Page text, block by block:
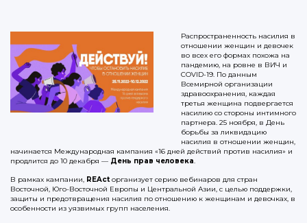
Распространенность насилия в
отношении женщин и девочек
во всех его формах похожа на
пандемию, на ровне в ВИЧ и
COVID-19. По данным
Всемирной организации
здравоохранения, каждая
третья женщина подвергается
насилию со стороны интимного
партнера. 25 ноября, в День
борьбы за ликвидацию
насилия в отношении женщин,
начинается Международная кампания «16 дней действий против насилия» и
продлится до 10 декабря — День прав человека.
В рамках кампании, REActорганизует серию вебинаров для стран
Восточной, Юго-Восточной Европы и Центральной Азии, с целью поддержки,
защиты и предотвращения насилия по отношению к женщинам и девочках, в
особенности из уязвимых групп населения.